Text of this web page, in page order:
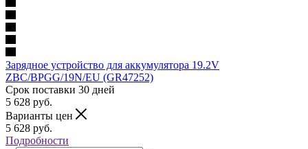
Зарядное устройство для аккумулятора 19.2V
ZBC/BPGG/19N/EU (GR47252)
Срок поставки 30 дней
5 628 руб.
Варианты цен
5 628 руб.
Подробности